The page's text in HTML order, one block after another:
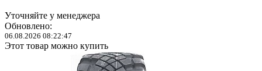
Уточняйте у менеджера
Обновлено:
06.08.2026 08:22:47
Этот товар можно купить